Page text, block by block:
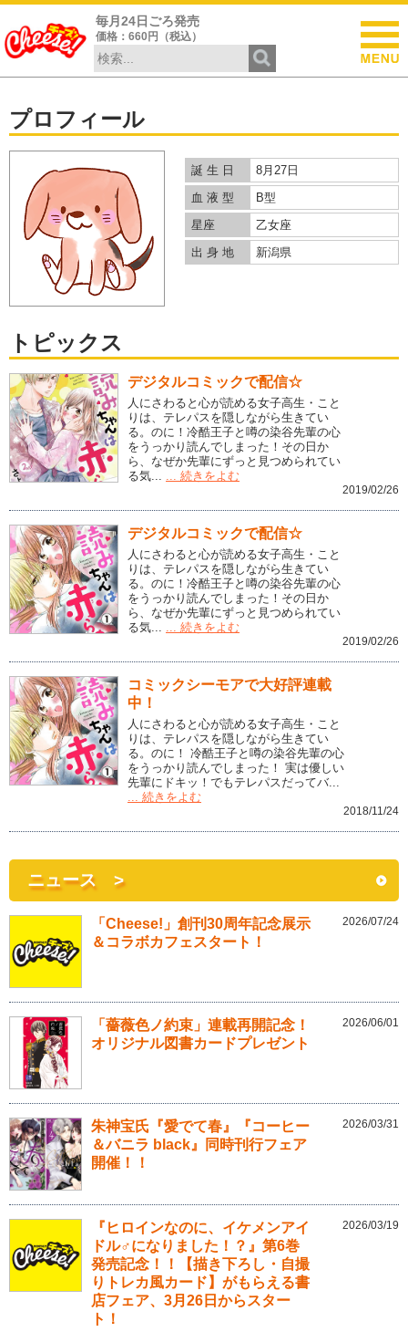
毎月24日ごろ発売
価格：660円（税込）
プロフィール
誕 生 日
8月27日
血 液 型
B型
星座
乙女座
出 身 地
新潟県
トピックス
デジタルコミックで配信☆
人にさわると心が読める女子高生・こと
りは、テレパスを隠しながら生きてい
る。のに！冷酷王子と噂の染谷先輩の心
をうっかり読んでしまった！その日か
ら、なぜか先輩にずっと見つめられてい
る気... ... 続きをよむ
2019/02/26
デジタルコミックで配信☆
人にさわると心が読める女子高生・こと
りは、テレパスを隠しながら生きてい
る。のに！冷酷王子と噂の染谷先輩の心
をうっかり読んでしまった！その日か
ら、なぜか先輩にずっと見つめられてい
る気... ... 続きをよむ
2019/02/26
コミックシーモアで大好評連載
中！
人にさわると心が読める女子高生・こと
りは、テレパスを隠しながら生きてい
る。のに！ 冷酷王子と噂の染谷先輩の心
をうっかり読んでしまった！ 実は優しい
先輩にドキッ！でもテレパスだってバ...
... 続きをよむ
2018/11/24
ニュース >
「Cheese!」創刊30周年記念展示
＆コラボカフェスタート！
2026/07/24
「薔薇色ノ約束」連載再開記念！
オリジナル図書カードプレゼント
2026/06/01
朱神宝氏『愛でて春』『コーヒー
＆バニラ black』同時刊行フェア
開催！！
2026/03/31
『ヒロインなのに、イケメンアイ
ドル♂になりました！？』第6巻
発売記念！！【描き下ろし・自撮
りトレカ風カード】がもらえる書
店フェア、3月26日からスター
ト！
2026/03/19